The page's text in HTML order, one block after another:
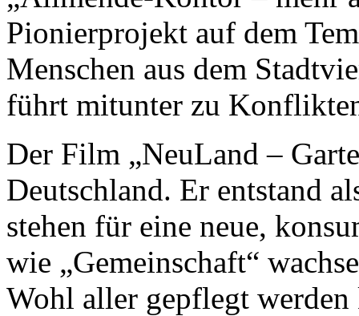
Pionierprojekt auf dem
Menschen aus dem
führt mitunter zu
Der Film „NeuLand –
Deutschland. Er entstand
stehen für eine neue,
wie „Gemeinschaft“
Wohl aller gepflegt werden